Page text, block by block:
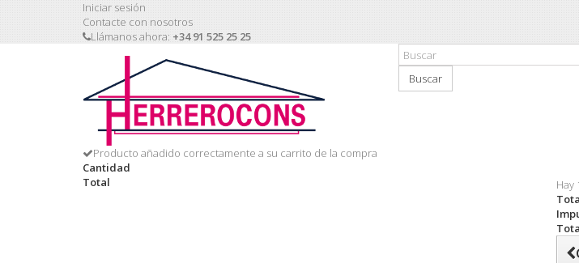
Iniciar sesión
Contacte con nosotros
Llámanos ahora: +34 91 525 25 25
Buscar
Producto añadido correctamente a su carrito de la compra
Cantidad
Total
Hay